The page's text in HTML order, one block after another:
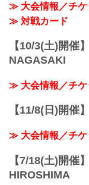
≫ 大会情報／チケ
≫ 対戦カード
【10/3(土)開催
NAGASAKI
≫ 大会情報／チケ
【11/8(日)開催
≫ 大会情報／チケ
【7/18(土)開催
HIROSHIMA